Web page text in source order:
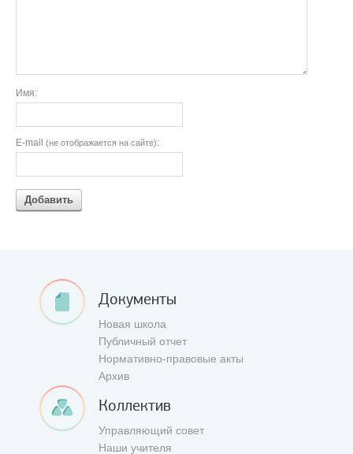
Имя:
E-mail (не отображается на сайте):
Добавить
Документы
Новая школа
Публичный отчет
Нормативно-правовые акты
Архив
Коллектив
Управляющий совет
Наши учителя